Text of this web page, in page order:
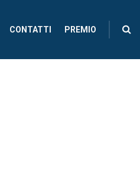
CONTATTI PREMIO